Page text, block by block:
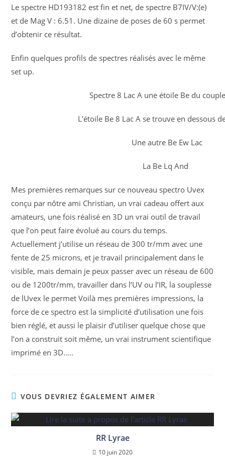
Le spectre HD193182 est fin et net, de spectre B7IV/V:(e)
et de Mag V : 6.51. Une dizaine de poses de 60 s permet
d’obtenir ce résultat.
Enfin quelques profils de spectres réalisés avec le même
set up.
Spectre 8 Lac A une étoile Be du
L’étoile Be 8 Lac A se trouve en dessous
Une autre Be Ew Lac
La Be Lq And
Mes premières remarques sur ce nouveau spectro Uvex
conçu par nôtre ami Christian, un vrai cadeau offert aux
amateurs, une fois réalisé en 3D un vrai outil de travail
que l’on peut faire évolué au cours du temps.
Actuellement j’utilise un réseau de 300 tr/mm avec une
fente de 25 microns, et je travail principalement dans le
visible, mais demain je peux passer avec un réseau de 600
ou de 1200tr/mm, travailler dans l’UV ou l’IR, la souplesse
de lUvex le permet Voilà mes premières impressions, la
force de ce spectro est la simplicité d’utilisation une fois
bien réglé, et aussi le plaisir d’utiliser quelque chose que
l’on a construit soit même, un vrai instrument scientifique
imprimé en 3D…..
VOUS DEVRIEZ ÉGALEMENT AIMER
RR Lyrae
10 juin 2020